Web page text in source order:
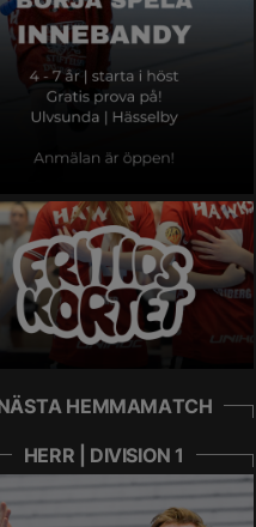
HEMMAMATCH
HERR | DIVISION 1